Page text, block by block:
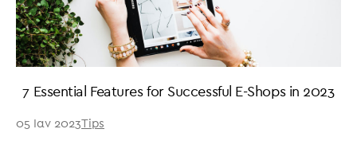
7 Essential Features for Successful E-Shops in 2023
05 Ιαν 2023Tips